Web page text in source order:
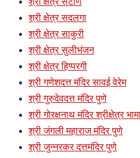
श्री क्षेत्र सदलगा
श्री क्षेत्र साकुरी
श्री क्षेत्र सुलीभंजन
श्री क्षेत्र हिप्परगी
श्री गणेशदत्त मंदिर सावई वेरेम
श्री गुरुदेवदत्त मंदिर पुणे
श्री गोरक्षनाथ मंदिर श्रीक्षेत्र
श्री जंगली महाराज मंदिर पुणे
श्री जुन्नरकर दत्तमंदिर पुणे